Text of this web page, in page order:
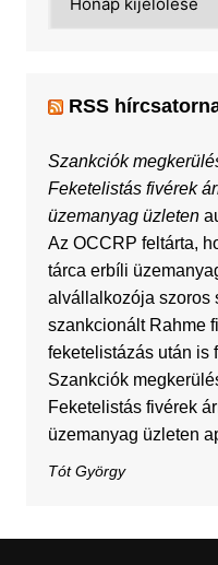
RSS
Szankciók
Feketelistás fivérek
üzemanyag üzleten
Az OCCRP feltárta,
tárca erbíli
alvállalkozója szoros
szankcionált Rahme
feketelistázás után is
Szankciók
Feketelistás fivérek
üzemanyag üzleten
Tót György